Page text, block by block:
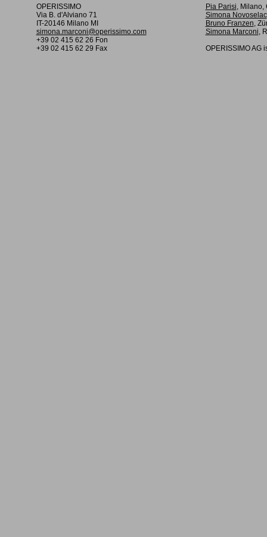
OPERISSIMO
Via B. d'Alviano 71
IT-20146 Milano MI
simona.marconi@operissimo.com
+39 02 415 62 26 Fon
+39 02 415 62 29 Fax
Pia Parisi, Milano,
Simona Novoselac
Bruno Franzen,
Simona Marconi,
OPERISSIMO AG